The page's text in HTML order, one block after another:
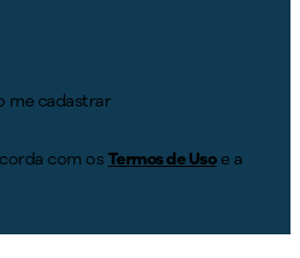
me cadastrar
com osTermos de Usoe a